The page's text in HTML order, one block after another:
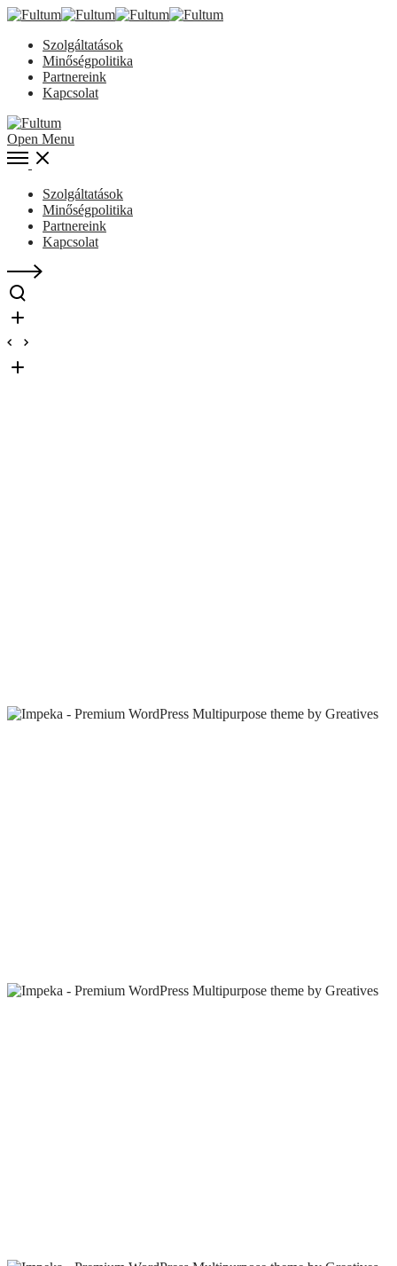
Szolgáltatások
Minőségpolitika
Partnereink
Kapcsolat
Open Menu
Szolgáltatások
Minőségpolitika
Partnereink
Kapcsolat